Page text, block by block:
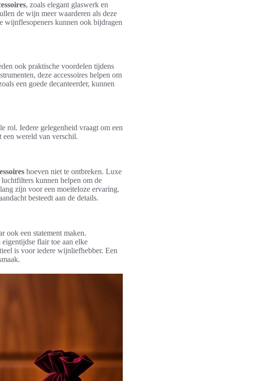
, zoals elegant glaswerk en
de wijn meer waarderen als deze
wijnflesopeners kunnen ook bijdragen
ook praktische voordelen tijdens
deze accessoires helpen om
een goede decanteerder, kunnen
rol. Iedere gelegenheid vraagt om een
een wereld van verschil.
hoeven niet te ontbreken. Luxe
kunnen helpen om de
zijn voor een moeiteloze ervaring.
besteedt aan de details.
ook een statement maken.
flair toe aan elke
is voor iedere wijnliefhebber. Een